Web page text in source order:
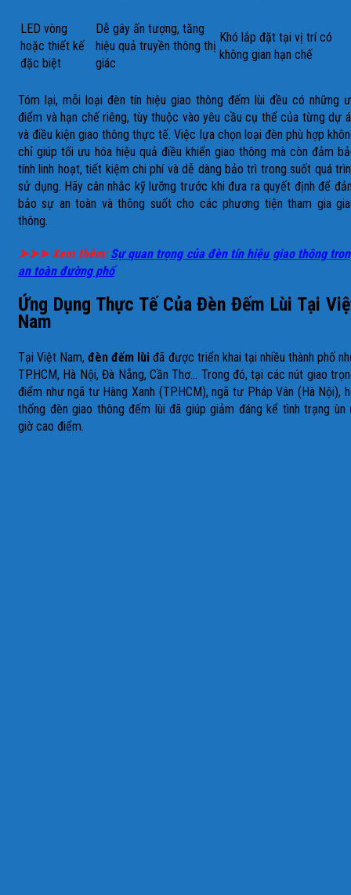
LED vòng
hoặc thiết kế
đặc biệt
Dễ gây ấn tượng, tăng
hiệu quả truyền thông thị
giác
Khó lắp đặt tại vị trí có
không gian hạn chế
Tóm lại, mỗi loại đèn tín hiệu giao thông đếm lùi đều có những
điểm và hạn chế riêng, tùy thuộc vào yêu cầu cụ thể của từng dự
và điều kiện giao thông thực tế. Việc lựa chọn loại đèn phù hợp
chỉ giúp tối ưu hóa hiệu quả điều khiển giao thông mà còn đảm
tính linh hoạt, tiết kiệm chi phí và dễ dàng bảo trì trong suốt quá
sử dụng. Hãy cân nhắc kỹ lưỡng trước khi đưa ra quyết định để
bảo sự an toàn và thông suốt cho các phương tiện tham gia
thông.
➤➤➤ Xem thêm: Sự quan trọng của đèn tín hiệu giao thông
an toàn đường phố
Ứng Dụng Thực Tế Của Đèn Đếm Lùi Tại
Nam
Tại Việt Nam,đèn đếm lùi đã được triển khai tại nhiều thành phố
TP.HCM, Hà Nội, Đà Nẵng, Cần Thơ… Trong đó, tại các nút giao
điểm như ngã tư Hàng Xanh (TP.HCM), ngã tư Pháp Vân (Hà Nội),
thống đèn giao thông đếm lùi đã giúp giảm đáng kể tình trạng ùn
giờ cao điểm.